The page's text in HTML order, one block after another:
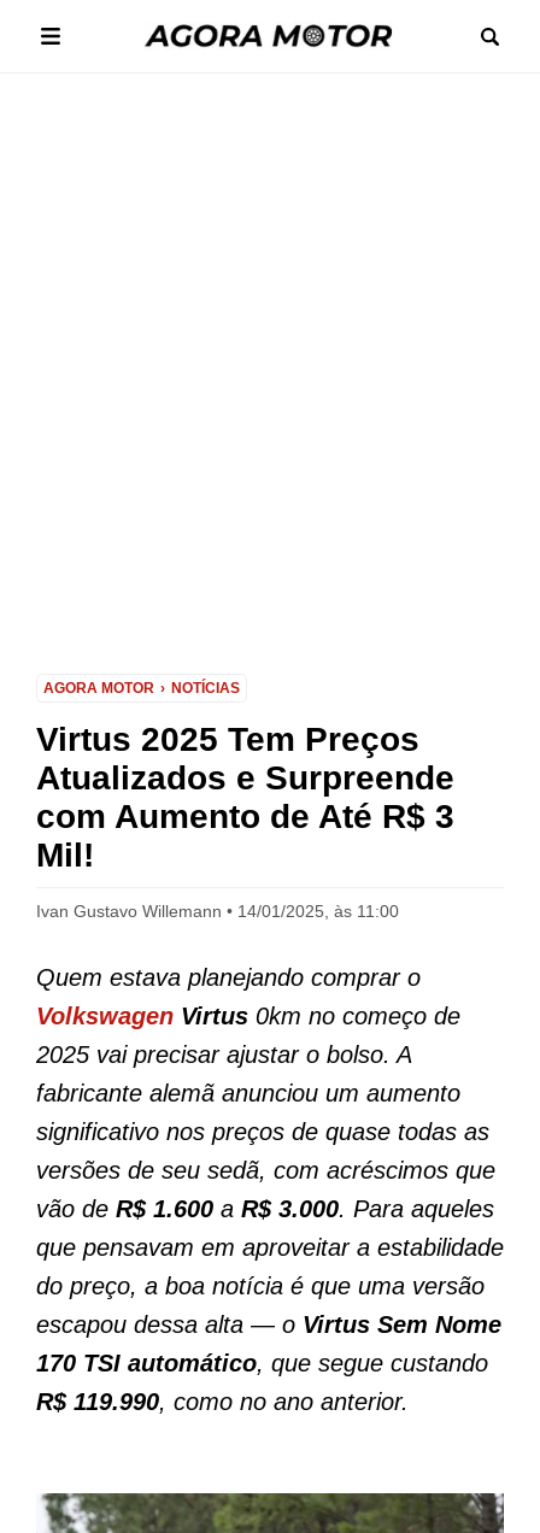
AGORA MOTOR NOTÍCIAS
Virtus 2025 Tem Preços
Atualizados e Surpreende
com Aumento de Até R$ 3
Mil!
Ivan Gustavo Willemann 14/01/2025, às 11:00
Quem estava planejando comprar o
Volkswagen Virtus 0km no começo de
2025 vai precisar ajustar o bolso. A
fabricante alemã anunciou um aumento
significativo nos preços de quase todas as
versões de seu sedã, com acréscimos que
vão de R$ 1.600 a R$ 3.000. Para aqueles
que pensavam em aproveitar a estabilidade
do preço, a boa notícia é que uma versão
escapou dessa alta — o Virtus Sem Nome
170 TSI automático, que segue custando
R$ 119.990, como no ano anterior.